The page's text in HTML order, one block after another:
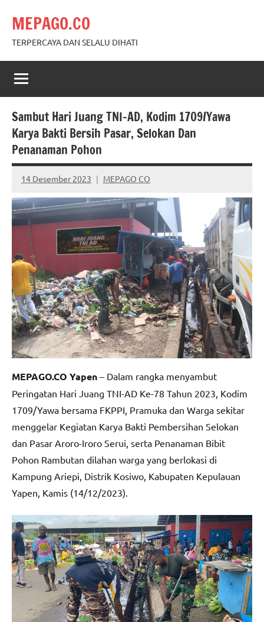
content
MEPAGO.CO
TERPERCAYA DAN SELALU DIHATI
Sambut Hari Juang TNI-AD, Kodim 1709/Yawa
Karya Bakti Bersih Pasar, Selokan Dan
Penanaman Pohon
14 Desember 2023 MEPAGO CO
No
comments
MEPAGO.CO Yapen – Dalam rangka menyambut
Peringatan Hari Juang TNI-AD Ke-78 Tahun 2023, Kodim
1709/Yawa bersama FKPPI, Pramuka dan Warga sekitar
menggelar Kegiatan Karya Bakti Pembersihan Selokan
dan Pasar Aroro-Iroro Serui, serta Penanaman Bibit
Pohon Rambutan dilahan warga yang berlokasi di
Kampung Ariepi, Distrik Kosiwo, Kabupaten Kepulauan
Yapen, Kamis (14/12/2023).